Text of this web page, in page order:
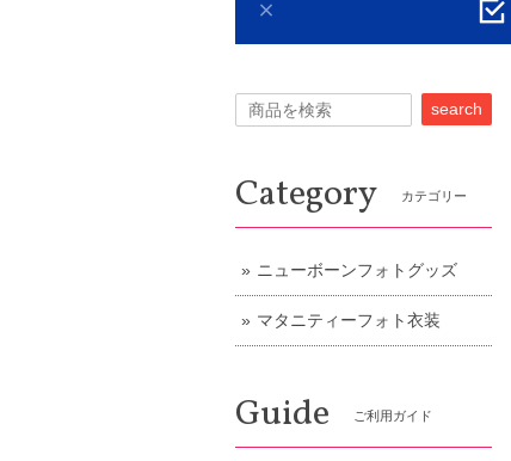
search
Category カテゴリー
ニューボーンフォトグッズ
マタニティーフォト衣装
Guide ご利用ガイド